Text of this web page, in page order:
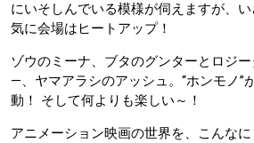
にいそしんでいる模様が伺えますが、
気に会場はヒートアップ！
ゾウのミーナ、ブタのグンターとロジ
―、ヤマアラシのアッシュ。“ホンモノ”
動！ そして何よりも楽しい～！
アニメーション映画の世界を、こんな